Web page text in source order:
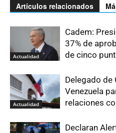
Artículos relacionados
Actualidad
Cadem:
37% de
de cinco
Actualidad
Delegado de
Venezuela
relaciones
Declaran